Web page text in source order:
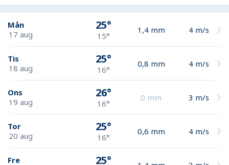
Mån
17 aug
25°
15°
1,4 mm 4 m/s
Tis
18 aug
25°
16°
0,8 mm 4 m/s
Ons
19 aug
26°
16°
0 mm 3 m/s
Tor
20 aug
25°
16°
0,6 mm 4 m/s
Fre
25°